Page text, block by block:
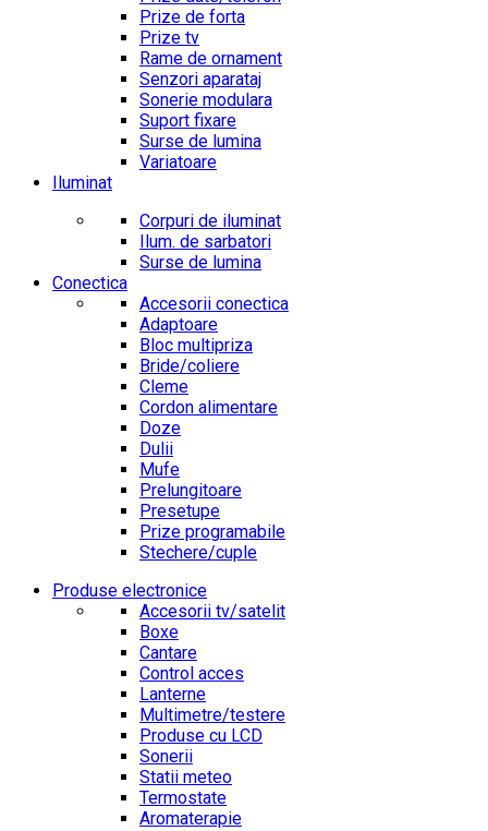
Prize de forta
Prize tv
Rame de ornament
Senzori aparataj
Sonerie modulara
Suport fixare
Surse de lumina
Variatoare
Iluminat
Corpuri de iluminat
Ilum. de sarbatori
Surse de lumina
Conectica
Accesorii conectica
Adaptoare
Bloc multipriza
Bride/coliere
Cleme
Cordon alimentare
Doze
Dulii
Mufe
Prelungitoare
Presetupe
Prize programabile
Stechere/cuple
Produse electronice
Accesorii tv/satelit
Boxe
Cantare
Control acces
Lanterne
Multimetre/testere
Produse cu LCD
Sonerii
Statii meteo
Termostate
Aromaterapie